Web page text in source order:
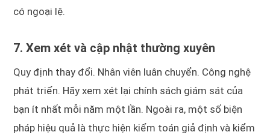
có ngoại lệ.
7. Xem xét và cập nhật thường xuyên
Quy định thay đổi. Nhân viên luân chuyển. Công nghệ
phát triển. Hãy xem xét lại chính sách giám sát của
bạn ít nhất mỗi năm một lần. Ngoài ra, một số biện
pháp hiệu quả là thực hiện kiểm toán giả định và kiểm